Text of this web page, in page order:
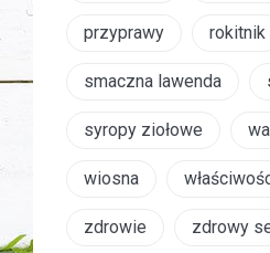
przyprawy rokitnik
smaczna lawenda
syropy ziołowe
wiosna
zdrowie zdrowy